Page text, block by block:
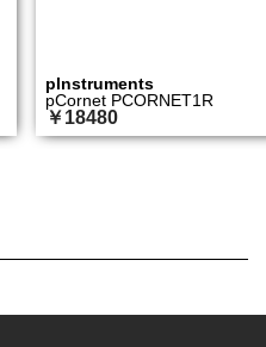
plnstruments
pCornet PCORNET1R
￥18480